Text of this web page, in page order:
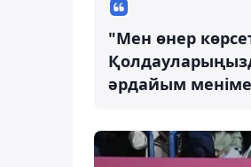
"Мен өнер
әрдайым